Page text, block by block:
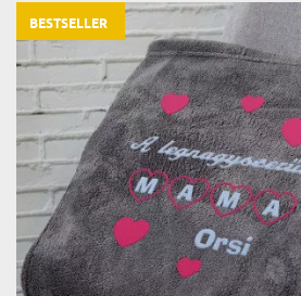
BESTSELLER